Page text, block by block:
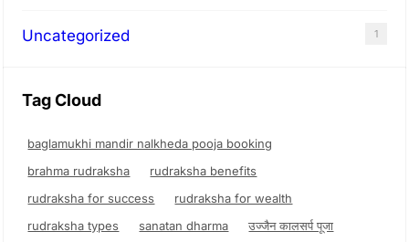
Uncategorized 1
Tag Cloud
baglamukhi mandir nalkheda pooja booking
brahma rudraksha
rudraksha benefits
rudraksha for success
rudraksha for wealth
rudraksha types
sanatan dharma
उज्जैन कालसर्प पूजा